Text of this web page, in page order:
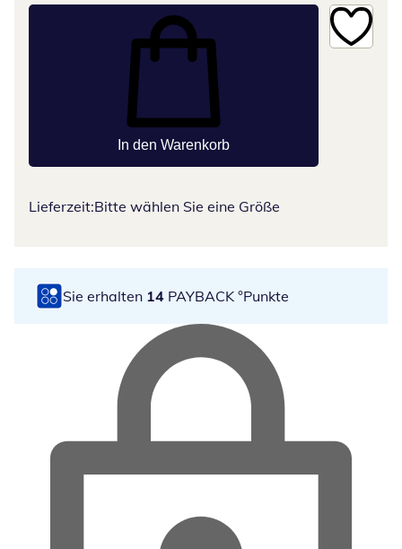
In den Warenkorb
Lieferzeit:Bitte wählen Sie eine Größe
Sie erhalten 14 PAYBACK °Punkte